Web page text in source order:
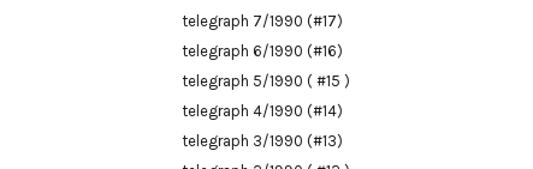
telegraph 7/1990 (#17)
telegraph 6/1990 (#16)
telegraph 5/1990 ( #15 )
telegraph 4/1990 (#14)
telegraph 3/1990 (#13)